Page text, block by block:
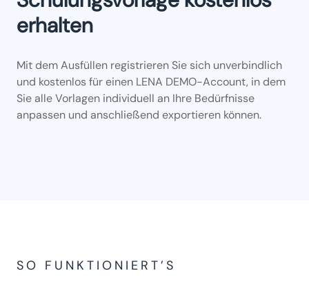
erhalten
Mit dem Ausfüllen registrieren Sie sich unverbindlich
und kostenlos für einen LENA DEMO-Account, in dem
Sie alle Vorlagen individuell an Ihre Bedürfnisse
anpassen und anschließend exportieren können.
SO FUNKTIONIERT’S